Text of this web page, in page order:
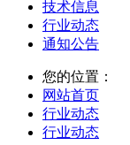
技术信息
行业动态
通知公告
您的位置：
网站首页
行业动态
行业动态